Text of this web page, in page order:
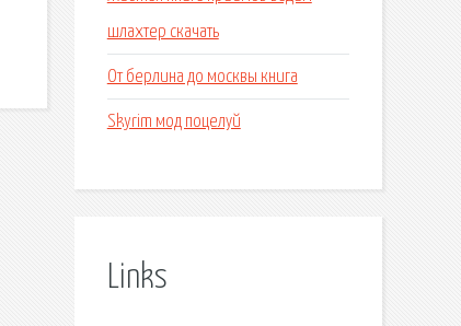
шлахтер скачать
От берлина до москвы книга
Skyrim мод поцелуй
Links